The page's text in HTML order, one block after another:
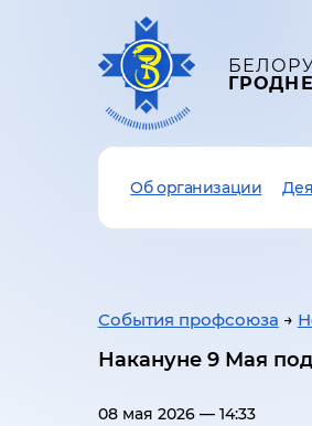
Об организации
События профсоюза →
Накануне 9 Мая
08 мая 2026 — 14:33